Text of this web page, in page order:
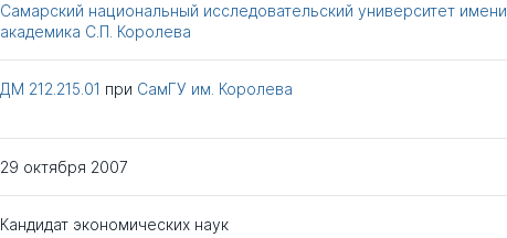
Самарский национальный исследовательский университет имени
академика С.П. Королева
ДМ 212.215.01 при СамГУ им. Королева
29 октября 2007
Кандидат экономических наук